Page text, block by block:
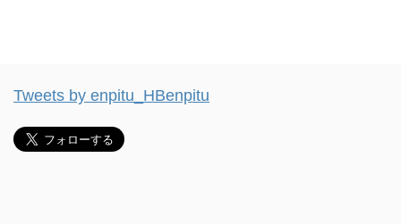
Tweets by enpitu_HBenpitu